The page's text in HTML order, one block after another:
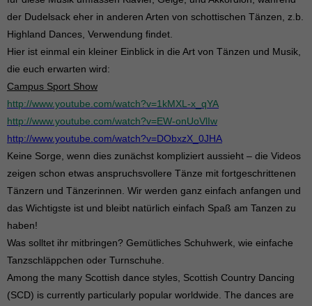
der Dudelsack eher in anderen Arten von schottischen Tänzen, z.b.
Highland Dances, Verwendung findet.
Hier ist einmal ein kleiner Einblick in die Art von Tänzen und Musik,
die euch erwarten wird:
Campus Sport Show
http://www.youtube.com/watch?v=1kMXL-x_qYA
http://www.youtube.com/watch?v=EW-onUoVlIw
http://www.youtube.com/watch?v=DObxzX_0JHA
Keine Sorge, wenn dies zunächst kompliziert aussieht – die Videos
zeigen schon etwas anspruchsvollere Tänze mit fortgeschrittenen
Tänzern und Tänzerinnen. Wir werden ganz einfach anfangen und
das Wichtigste ist und bleibt natürlich einfach Spaß am Tanzen zu
haben!
Was solltet ihr mitbringen? Gemütliches Schuhwerk, wie einfache
Tanzschläppchen oder Turnschuhe.
Among the many Scottish dance styles, Scottish Country Dancing
(SCD) is currently particularly popular worldwide. The dances are